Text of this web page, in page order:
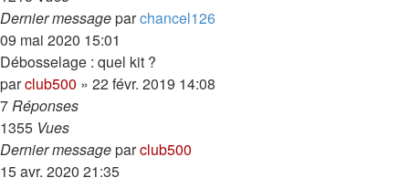
Dernier messageparchancel126
09 mai 2020 15:01
Débosselage : quel kit ?
parclub500 » 22 févr. 2019 14:08
7Réponses
1355 Vues
Dernier messageparclub500
15 avr. 2020 21:35